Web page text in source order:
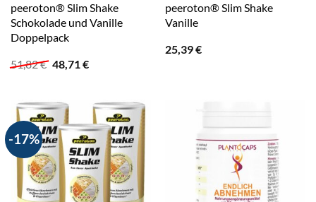
peeroton® Slim Shake
Schokolade und Vanille
Doppelpack
51,82€ Ursprünglicher
Preis
48,71€Aktueller
peeroton® Slim Shake
Vanille
25,39€
-17%